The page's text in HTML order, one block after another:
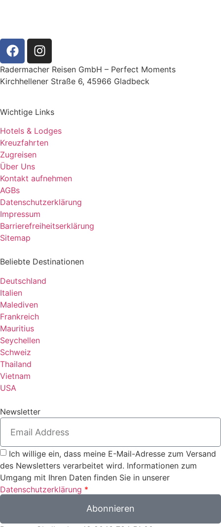
Radermacher Reisen GmbH – Perfect Moments
Kirchhellener Straße 6, 45966 Gladbeck
Wichtige Links
Hotels & Lodges
Kreuzfahrten
Zugreisen
Über Uns
Kontakt aufnehmen
AGBs
Datenschutzerklärung
Impressum
Barrierefreiheitserklärung
Sitemap
Beliebte Destinationen
Deutschland
Italien
Malediven
Frankreich
Mauritius
Seychellen
Schweiz
Thailand
Vietnam
USA
Newsletter
Ich willige ein, dass meine E-Mail-Adresse zum Versand
des Newsletters verarbeitet wird. Informationen zum
Umgang mit Ihren Daten finden Sie in unserer
Datenschutzerklärung *
Abonnieren